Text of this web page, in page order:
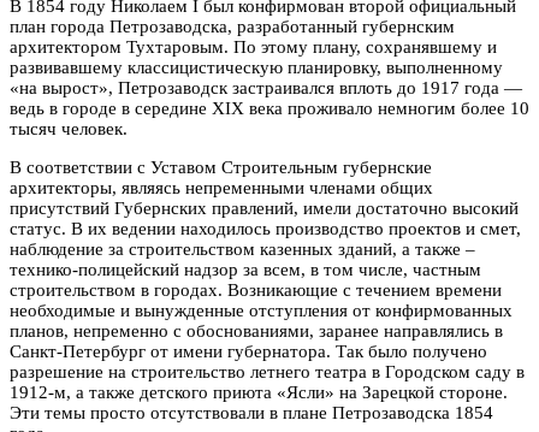
В 1854 году Николаем I был конфирмован второй официальный
план города Петрозаводска, разработанный губернским
архитектором Тухтаровым. По этому плану, сохранявшему и
развивавшему классицистическую планировку, выполненному
«на вырост», Петрозаводск застраивался вплоть до 1917 года —
ведь в городе в середине XIX века проживало немногим более 10
тысяч человек.
В соответствии с Уставом Строительным губернские
архитекторы, являясь непременными членами общих
присутствий Губернских правлений, имели достаточно высокий
статус. В их ведении находилось производство проектов и смет,
наблюдение за строительством казенных зданий, а также –
технико-полицейский надзор за всем, в том числе, частным
строительством в городах. Возникающие с течением времени
необходимые и вынужденные отступления от конфирмованных
планов, непременно с обоснованиями, заранее направлялись в
Санкт-Петербург от имени губернатора. Так было получено
разрешение на строительство летнего театра в Городском саду в
1912-м, а также детского приюта «Ясли» на Зарецкой стороне.
Эти темы просто отсутствовали в плане Петрозаводска 1854